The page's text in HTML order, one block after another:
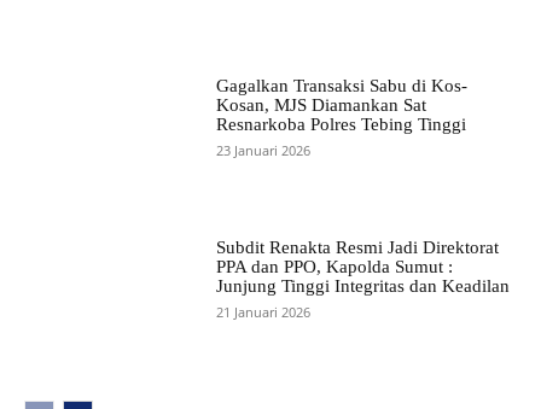
Gagalkan Transaksi Sabu di Kos-
Kosan, MJS Diamankan Sat
Resnarkoba Polres Tebing Tinggi
23 Januari 2026
Subdit Renakta Resmi Jadi Direktorat
PPA dan PPO, Kapolda Sumut :
Junjung Tinggi Integritas dan Keadilan
21 Januari 2026